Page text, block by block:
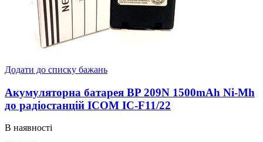
Додати до списку бажань
Акумуляторна батарея BP 209N 1500mAh Ni-Mh
до радіостанцій ICOM IC-F11/22
В наявності